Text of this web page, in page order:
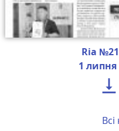
Ria
1 липня
